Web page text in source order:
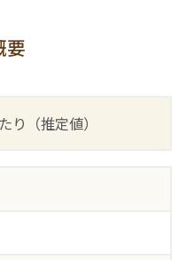
要
り（推定値）